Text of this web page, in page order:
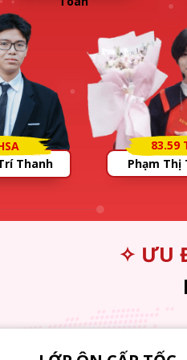
Thanh Phạm Thị
83.59
✧ ƯU